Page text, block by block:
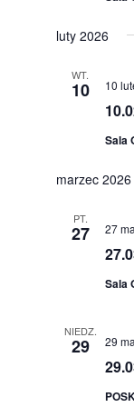
luty 2026
WT.
10 10
Sala
marzec 2026
PT.
27 27
Sala
NIEDZ.
29 29